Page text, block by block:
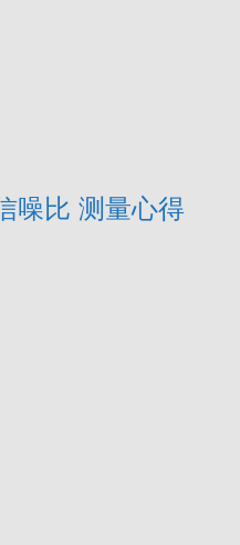
噪比 测量心得